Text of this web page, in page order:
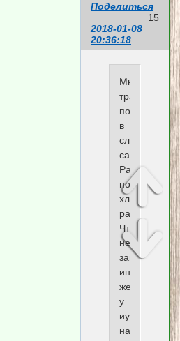
Поделиться
15
2018-01-08
20:36:18
Многие
традиции
появились
в
следствии
Разными
хлеб,вполне
разумно.
Чтобы
не
занести
же
у
иудеев
на